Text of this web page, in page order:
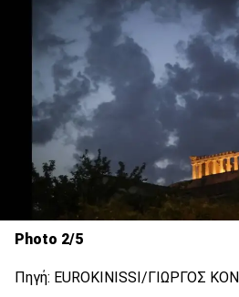
Photo 2/5
Πηγή: EUROKINISSI/ΓΙΩΡΓΟΣ